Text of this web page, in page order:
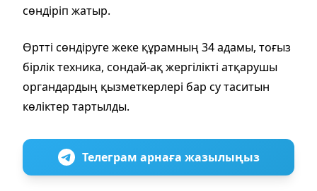
сөндіріп жатыр.
Өртті сөндіруге жеке құрамның 34 адамы, тоғыз
бірлік техника, сондай-ақ жергілікті атқарушы
органдардың қызметкерлері бар су таситын
көліктер тартылды.
Телеграм арнаға жазылыңыз